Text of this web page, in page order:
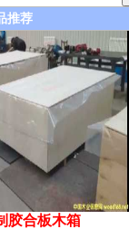
推荐
胶合板木箱